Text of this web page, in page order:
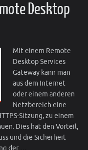
Desktop
Mit einem Remote
Desktop Services
Gateway kann man
aus dem Internet
oder einem anderen
Netzbereich eine
Sitzung, zu einem
Dies hat den Vorteil,
und die Sicherheit
der …